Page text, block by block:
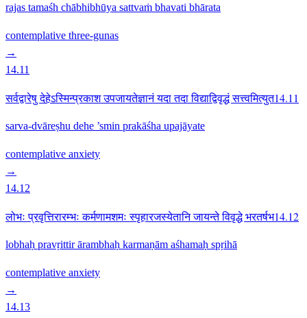
rajas tamaśh chābhibhūya sattvaṁ bhavati bhārata
contemplative three-gunas
→
14.11
सर्वद्वारेषु देहेऽस्मिन्प्रकाश उपजायतेज्ञानं यदा तदा विद्याद्विवृद्धं सत्त्वमित्युत14.11
sarva-dvāreṣhu dehe ’smin prakāśha upajāyate
contemplative anxiety
→
14.12
लोभः प्रवृत्तिरारम्भः कर्मणामशमः स्पृहारजस्येतानि जायन्ते विवृद्धे भरतर्षभ14.12
lobhaḥ pravṛittir ārambhaḥ karmaṇām aśhamaḥ spṛihā
contemplative anxiety
→
14.13